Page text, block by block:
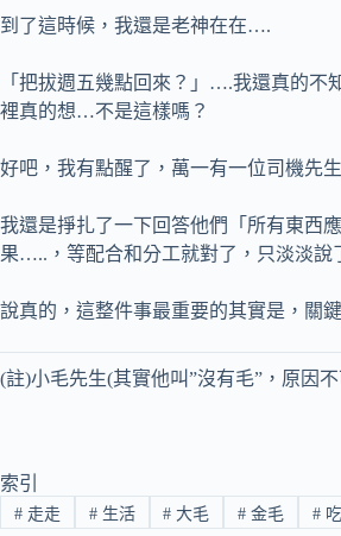
到了這時候，我還是老神在在….
「把拔週五幾點回來？」….我還真的
裡真的想…不是這樣嗎？
好吧，我有點醒了，萬一有一位司機先
我還是掙扎了一下回答他們「所有東西
果…..，等配合和分工就對了，只淡淡
說真的，這整件事最重要的其實是，關
(註)小毛先生(其實他叫”沒有毛”，原因
索引
#走走 #生活 # 大毛 # 金毛 # 吃